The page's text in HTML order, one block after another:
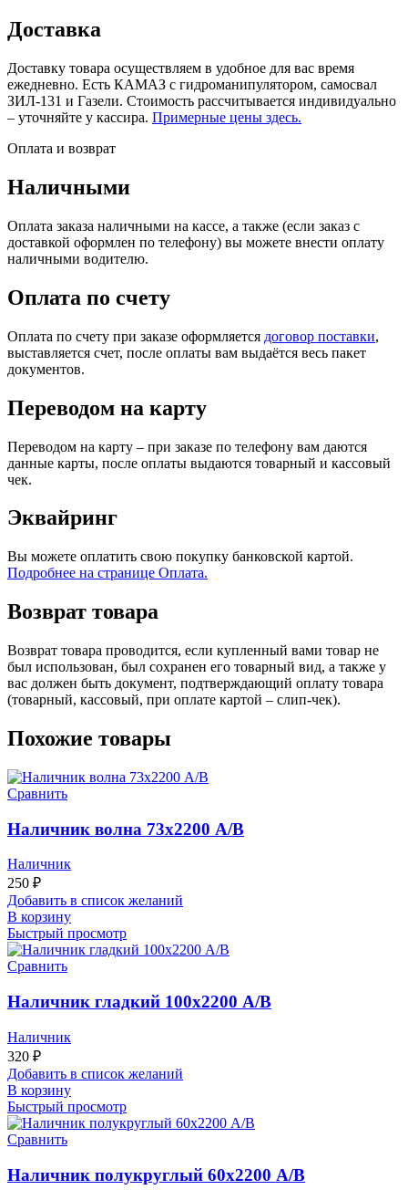
Доставка
Доставку товара осуществляем в удобное для вас время
ежедневно. Есть КАМАЗ с гидроманипулятором, самосвал
ЗИЛ-131 и Газели. Стоимость рассчитывается индивидуально
– уточняйте у кассира. Примерные цены здесь.
Оплата и возврат
Наличными
Оплата заказа наличными на кассе, а также (если заказ с
доставкой оформлен по телефону) вы можете внести оплату
наличными водителю.
Оплата по счету
Оплата по счету при заказе оформляется договор поставки,
выставляется счет, после оплаты вам выдаётся весь пакет
документов.
Переводом на карту
Переводом на карту – при заказе по телефону вам даются
данные карты, после оплаты выдаются товарный и кассовый
чек.
Эквайринг
Вы можете оплатить свою покупку банковской картой.
Подробнее на странице Оплата.
Возврат товара
Возврат товара проводится, если купленный вами товар не
был использован, был сохранен его товарный вид, а также у
вас должен быть документ, подтверждающий оплату товара
(товарный, кассовый, при оплате картой – слип-чек).
Похожие товары
Сравнить
Наличник волна 73х2200 А/В
Наличник
250 ₽
Добавить в список желаний
В корзину
Быстрый просмотр
Сравнить
Наличник гладкий 100х2200 А/В
Наличник
320 ₽
Добавить в список желаний
В корзину
Быстрый просмотр
Сравнить
Наличник полукруглый 60х2200 А/В